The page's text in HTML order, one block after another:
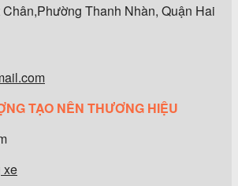
Thanh Nhàn, Quận Hai
TẠO NÊN THƯƠNG HIỆU
xe